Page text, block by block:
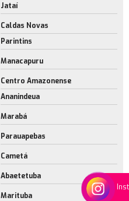
Jataí
Caldas Novas
Parintins
Manacapuru
Centro Amazonense
Ananindeua
Marabá
Parauapebas
Cametá
Abaetetuba
Marituba